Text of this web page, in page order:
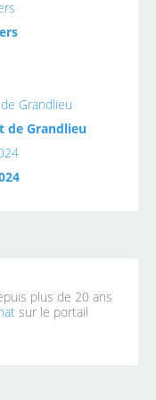
de Grandlieu
plus de 20 ans
sur le portail